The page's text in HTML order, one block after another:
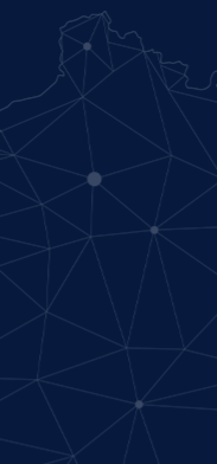
Japanese
Kannada
Khmer
Malay
Marathi
Nepali